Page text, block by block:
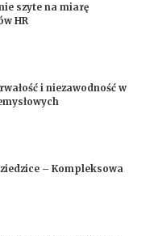
szyte na miarę
HR
i niezawodność w
– Kompleksowa